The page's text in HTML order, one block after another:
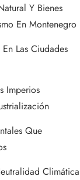
Y Bienes
En Montenegro
Las Ciudades
Imperios
Que
Climática